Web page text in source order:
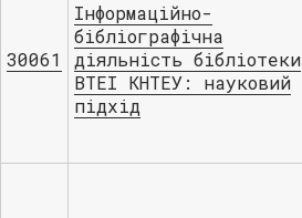
30061
Інформаційно-
бібліографічна
діяльність бібліотеки
ВТЕІ КНТЕУ: науковий
підхід